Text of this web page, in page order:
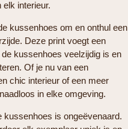
elk interieur.
kussenhoes om en onthul een
Deze print voegt een
kussenhoes veelzijdig is en
Of je nu van een
chic interieur of een meer
in elke omgeving.
is ongeëvenaard.